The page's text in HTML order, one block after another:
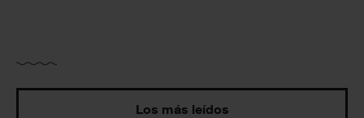
Los más leídos